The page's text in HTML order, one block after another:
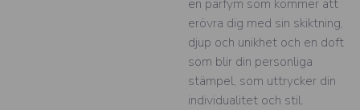
en parfym som kommer att
erövra dig med sin skiktning,
djup och unikhet och en doft
som blir din personliga
stämpel, som uttrycker din
individualitet och stil.